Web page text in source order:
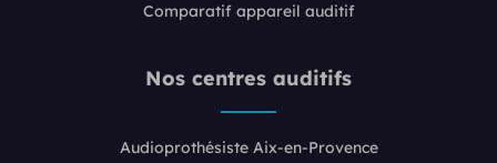
Comparatif appareil auditif
Nos centres auditifs
Audioprothésiste Aix-en-Provence